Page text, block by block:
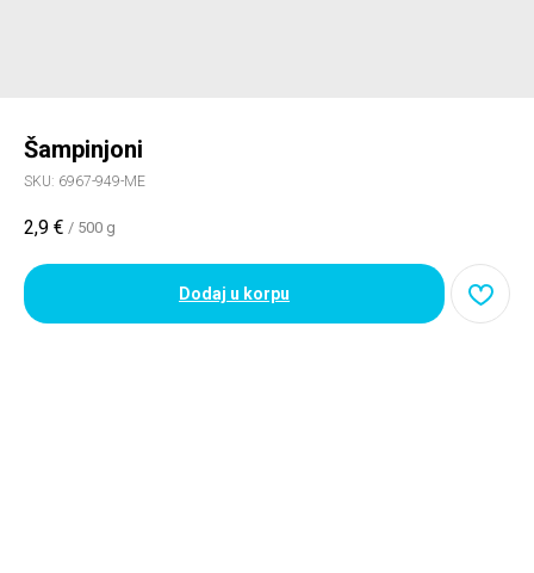
Šampinjoni
SKU: 6967-949-ME
2,9 € / 500 g
Dodaj u korpu